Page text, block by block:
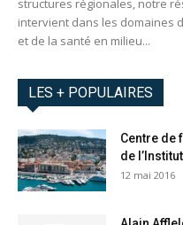
structures régionales, notre
intervient dans les domaines
et de la santé en milieu...
LES + POPULAIRES
Centre de
de
12 mai 2016